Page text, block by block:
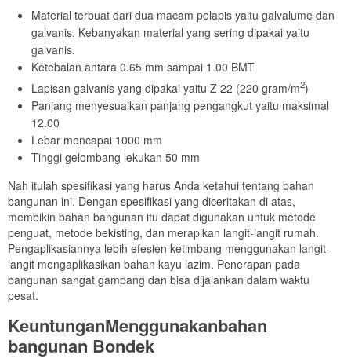
Material terbuat dari dua macam pelapis yaitu galvalume dan
galvanis. Kebanyakan material yang sering dipakai yaitu
galvanis.
Ketebalan antara 0.65 mm sampai 1.00 BMT
Lapisan galvanis yang dipakai yaitu Z 22 (220 gram/m2)
Panjang menyesuaikan panjang pengangkut yaitu maksimal
12.00
Lebar mencapai 1000 mm
Tinggi gelombang lekukan 50 mm
Nah itulah spesifikasi yang harus Anda ketahui tentang bahan
bangunan ini. Dengan spesifikasi yang diceritakan di atas,
membikin bahan bangunan itu dapat digunakan untuk metode
penguat, metode bekisting, dan merapikan langit-langit rumah.
Pengaplikasiannya lebih efesien ketimbang menggunakan langit-
langit mengaplikasikan bahan kayu lazim. Penerapan pada
bangunan sangat gampang dan bisa dijalankan dalam waktu
pesat.
KeuntunganMenggunakanbahan
bangunan Bondek